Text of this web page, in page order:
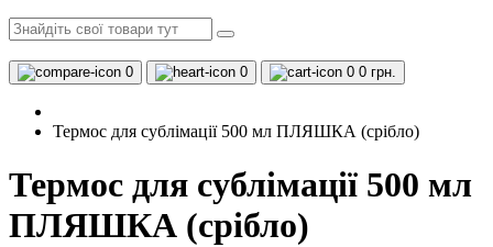
0 0 0 0 грн.
Термос для сублімації 500 мл ПЛЯШКА (срібло)
Термос для сублімації 500 мл
ПЛЯШКА (срібло)